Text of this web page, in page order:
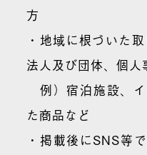
方
・地域に根づいた
法人及び団体、個人
例）宿泊施設、
た商品など
・掲載後にSNS等